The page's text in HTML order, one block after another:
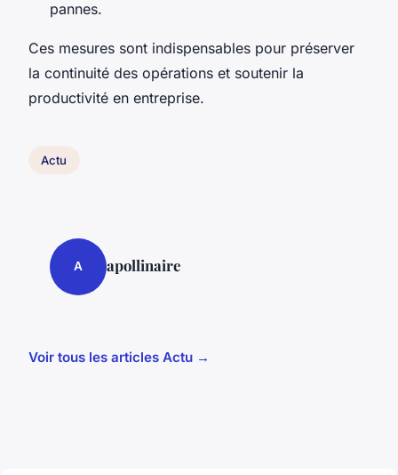
pannes.
Ces mesures sont indispensables pour préserver
la continuité des opérations et soutenir la
productivité en entreprise.
Actu
A apollinaire
Voir tous les articles Actu →